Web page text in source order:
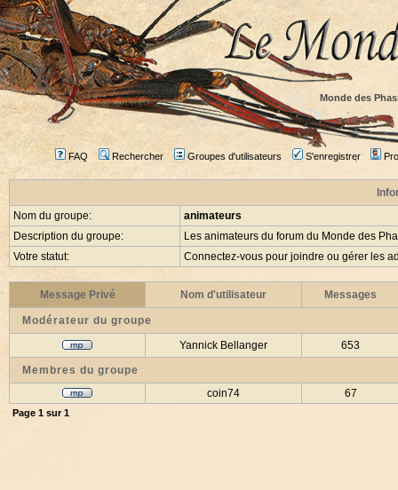
Monde des
FAQ Rechercher Groupes d'utilisateurs S'enregistrer
Nom du groupe:
animateurs
Description du groupe:
Les animateurs du forum du Monde des
Votre statut:
Connectez-vous pour joindre ou gérer les
Message Privé Nom d'utilisateur Messages
Modérateur du groupe
Yannick Bellanger
653
Membres du groupe
coin74
67
Page 1 sur1